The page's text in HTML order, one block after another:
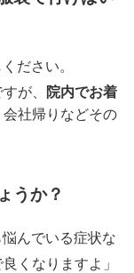
ださい。
が、 院内でお着
会社帰りなどその
うか？
んでいる症状な
くなりますよ」